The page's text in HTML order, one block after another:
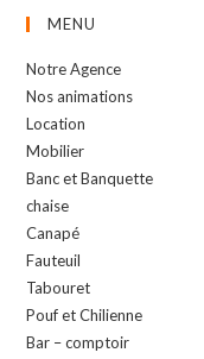
MENU
Notre Agence
Nos animations
Location
Mobilier
Banc et Banquette
chaise
Canapé
Fauteuil
Tabouret
Pouf et Chilienne
Bar – comptoir